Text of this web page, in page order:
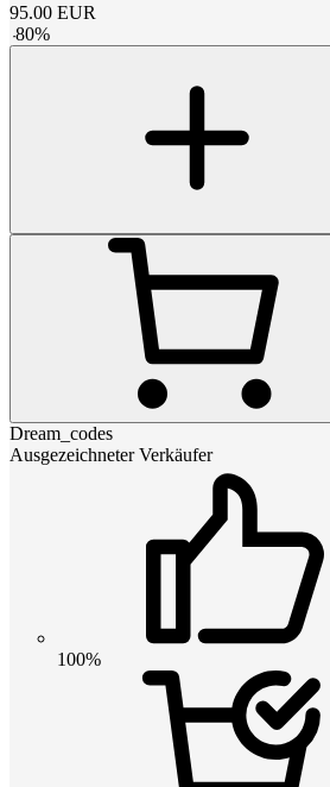
95.00 EUR
-80%
Dream_codes
Ausgezeichneter Verkäufer
100%